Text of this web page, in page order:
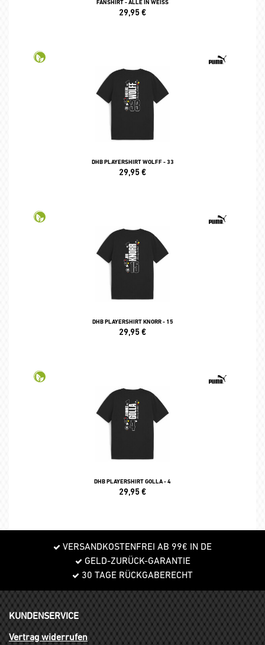
FANSHIRT - ALLE IN WEISS
29,95€
DHB PLAYERSHIRT WOLFF - 33
29,95€
DHB PLAYERSHIRT KNORR - 15
29,95€
DHB PLAYERSHIRT GOLLA - 4
29,95€
VERSANDKOSTENFREI AB 99€ IN DE
GELD-ZURÜCK-GARANTIE
30 TAGE RÜCKGABERECHT
KUNDENSERVICE
Vertrag widerrufen